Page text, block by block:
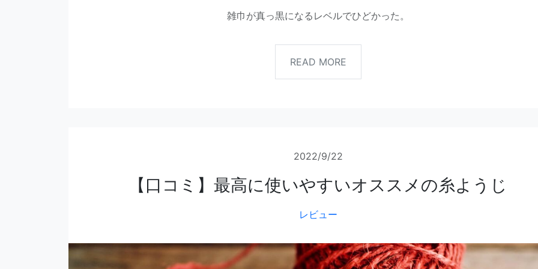
雑巾が真っ黒になるレベルでひどかった。
READ MORE
2022/9/22
【口コミ】最高に使いやすいオススメの糸ようじ
レビュー